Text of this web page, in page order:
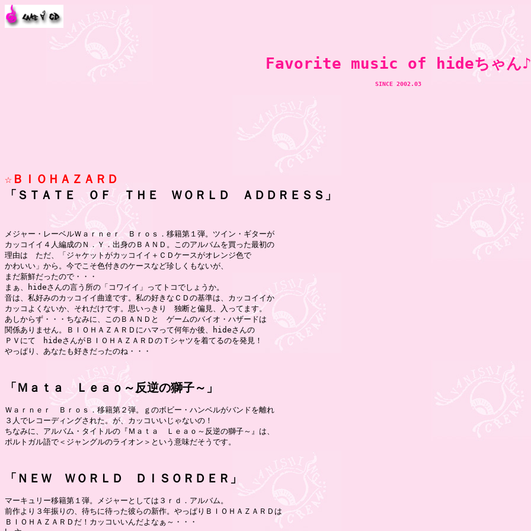
Favorite music of hideちゃん♪
SINCE 2002.03
☆ＢＩＯＨＡＺＡＲＤ
「ＳＴＡＴＥ　ＯＦ　ＴＨＥ　ＷＯＲＬＤ　ＡＤＤＲＥＳＳ」
メジャー・レーベルＷａｒｎｅｒ　Ｂｒｏｓ．移籍第１弾。ツイン・ギターが
カッコイイ４人編成のＮ．Ｙ．出身のＢＡＮＤ。このアルバムを買った最初の
理由は　ただ、「ジャケットがカッコイイ＋ＣＤケースがオレンジ色で
かわいい」から。今でこそ色付きのケースなど珍しくもないが、
まだ新鮮だったので・・・
まぁ、hideさんの言う所の「コワイイ」ってトコでしょうか。
音は、私好みのカッコイイ曲達です。私の好きなＣＤの基準は、カッコイイか
カッコよくないか、それだけです。思いっきり　独断と偏見、入ってます。
あしからず・・・ちなみに、このＢＡＮＤと　ゲームのバイオ・ハザードは
関係ありません。ＢＩＯＨＡＺＡＲＤにハマって何年か後、hideさんの
ＰＶにて　hideさんがＢＩＯＨＡＺＡＲＤのＴシャツを着てるのを発見！
やっぱり、あなたも好きだったのね・・・
「Ｍａｔａ　Ｌｅａｏ～反逆の獅子～」
Ｗａｒｎｅｒ　Ｂｒｏｓ．移籍第２弾。ｇのボビー・ハンベルがバンドを離れ
３人でレコーディングされた。が、カッコいいじゃないの！
ちなみに、アルバム・タイトルの『Ｍａｔａ　Ｌｅａｏ～反逆の獅子～』は、
ポルトガル語で＜ジャングルのライオン＞という意味だそうです。
「ＮＥＷ　ＷＯＲＬＤ　ＤＩＳＯＲＤＥＲ」
マーキュリー移籍第１弾。メジャーとしては３ｒｄ．アルバム。
前作より３年振りの、待ちに待った彼らの新作。やっぱりＢＩＯＨＡＺＡＲＤは
ＢＩＯＨＡＺＡＲＤだ！カッコいいんだよなぁ～・・・